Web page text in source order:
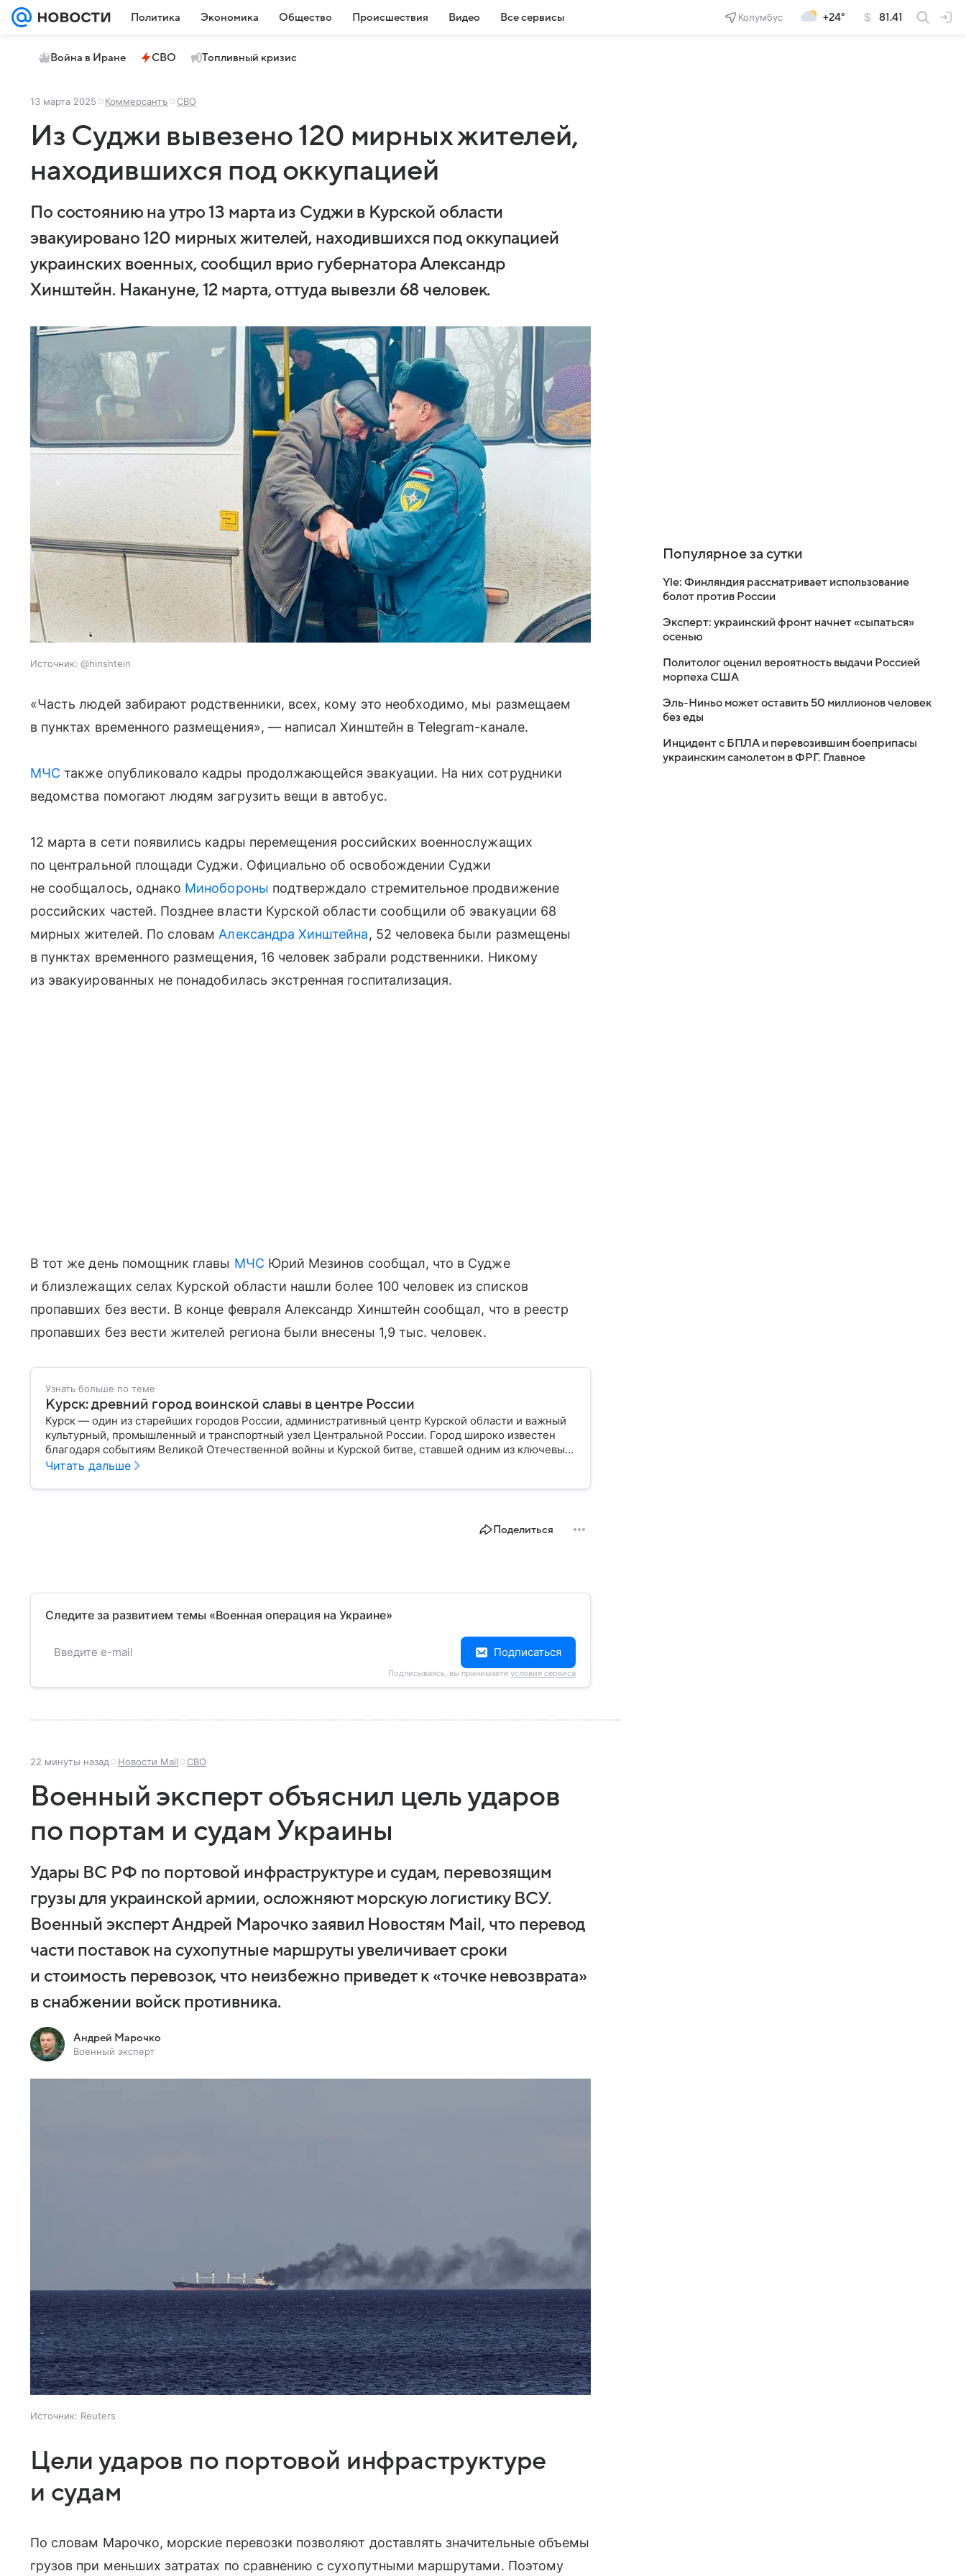
Политика Экономика Общество Происшествия Видео Все сервисы Колумбус +24° 81.41
Война в Иране СВО Топливный кризис
13 марта 2025 Коммерсантъ СВО
Из Суджи вывезено 120 мирных жителей,
находившихся под оккупацией
По состоянию на утро 13 марта из Суджи в Курской области
эвакуировано 120 мирных жителей, находившихся под оккупацией
украинских военных, сообщил врио губернатора Александр
Хинштейн. Накануне, 12 марта, оттуда вывезли 68 человек.
Источник: @hinshtein
«Часть людей забирают родственники, всех, кому это необходимо, мы размещаем
в пунктах временного размещения», — написал Хинштейн в Telegram-канале.
МЧС также опубликовало кадры продолжающейся эвакуации. На них сотрудники
ведомства помогают людям загрузить вещи в автобус.
12 марта в сети появились кадры перемещения российских военнослужащих
по центральной площади Суджи. Официально об освобождении Суджи
не сообщалось, однако Минобороны подтверждало стремительное продвижение
российских частей. Позднее власти Курской области сообщили об эвакуации 68
мирных жителей. По словам Александра Хинштейна, 52 человека были размещены
в пунктах временного размещения, 16 человек забрали родственники. Никому
из эвакуированных не понадобилась экстренная госпитализация.
В тот же день помощник главы МЧС Юрий Мезинов сообщал, что в Судже
и близлежащих селах Курской области нашли более 100 человек из списков
пропавших без вести. В конце февраля Александр Хинштейн сообщал, что в реестр
пропавших без вести жителей региона были внесены 1,9 тыс. человек.
Узнать больше по теме
Курск: древний город воинской славы в центре России
Курск — один из старейших городов России, административный центр Курской области и важный
культурный, промышленный и транспортный узел Центральной России. Город широко известен
благодаря событиям Великой Отечественной войны и Курской битве, ставшей одним из ключевых
сражений в мировой истории. Собрали главное о нем.
Читать дальше
Поделиться
Следите за развитием темы «Военная операция на Украине»
Подписаться
Подписываясь, вы принимаете условия сервиса
22 минуты назад Новости Mail СВО
Военный эксперт объяснил цель ударов
по портам и судам Украины
Удары ВС РФ по портовой инфраструктуре и судам, перевозящим
грузы для украинской армии, осложняют морскую логистику ВСУ.
Военный эксперт Андрей Марочко заявил Новостям Mail, что перевод
части поставок на сухопутные маршруты увеличивает сроки
и стоимость перевозок, что неизбежно приведет к «точке невозврата»
в снабжении войск противника.
Андрей Марочко
Военный эксперт
Источник: Reuters
Цели ударов по портовой инфраструктуре
и судам
По словам Марочко, морские перевозки позволяют доставлять значительные объемы
грузов при меньших затратах по сравнению с сухопутными маршрутами. Поэтому
Популярное за сутки
Yle: Финляндия рассматривает использование
болот против России
Эксперт: украинский фронт начнет «сыпаться»
осенью
Политолог оценил вероятность выдачи Россией
морпеха США
Эль-Ниньо может оставить 50 миллионов человек
без еды
Инцидент с БПЛА и перевозившим боеприпасы
украинским самолетом в ФРГ. Главное